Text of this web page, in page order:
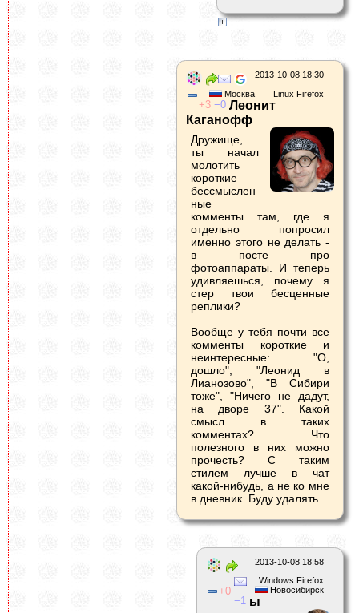
2013-10-08 18:30
Linux Firefox
Москва
3 0 Леонит
Каганофф
Дружище,
ты начал
молотить
короткие
бессмыслен
ные
комменты там, где я
отдельно попросил
именно этого не делать -
в посте про
фотоаппараты. И теперь
удивляешься, почему я
стер твои бесценные
реплики?
Вообще у тебя почти все
комменты короткие и
неинтересные: "О,
дошло", "Леонид в
Лианозово", "В Сибири
тоже", "Ничего не дадут,
на дворе 37". Какой
смысл в таких
комментах? Что
полезного в них можно
прочесть? С таким
стилем лучше в чат
какой-нибудь, а не ко мне
в дневник. Буду удалять.
2013-10-08 18:58
Windows Firefox
Новосибирск
0
1 ы